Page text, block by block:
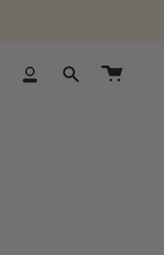
Compte Recherche